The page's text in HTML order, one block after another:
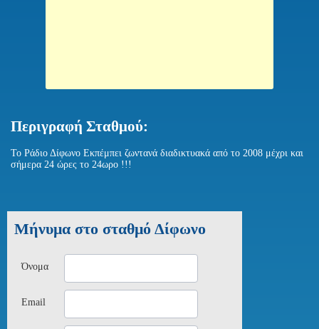
Περιγραφή Σταθμού:
Το Ράδιο Δίφωνο Εκπέμπει ζωντανά διαδικτυακά από το 2008 μέχρι και
σήμερα 24 ώρες το 24ωρο !!!
Μήνυμα στο σταθμό Δίφωνο
Όνομα
Email